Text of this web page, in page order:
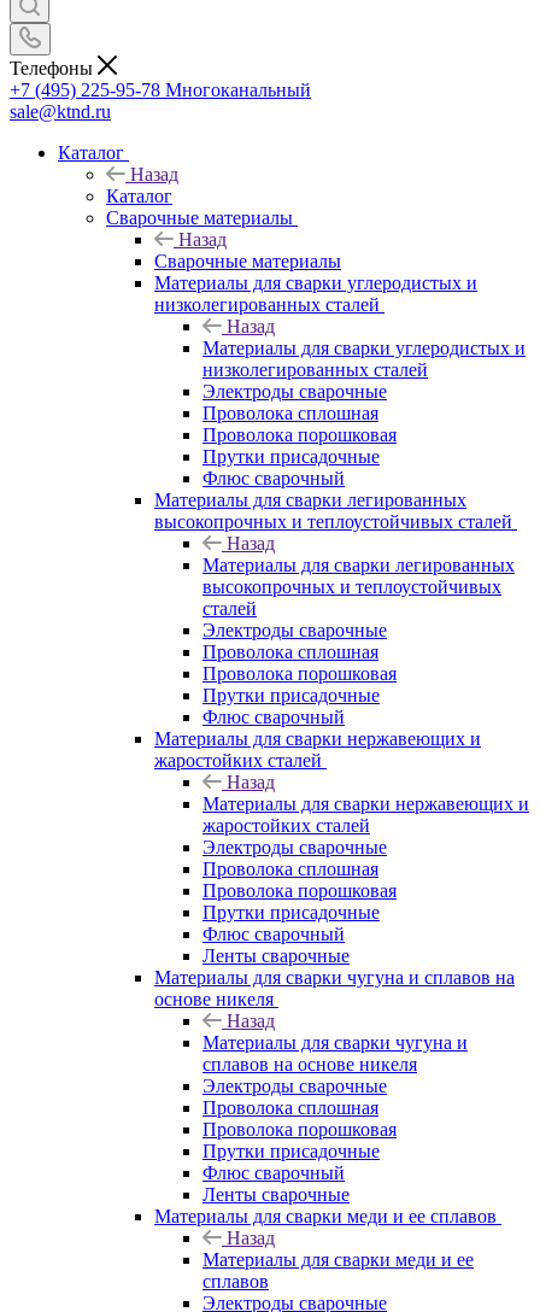
Телефоны
+7 (495) 225-95-78 Многоканальный
sale@ktnd.ru
Каталог
Назад
Каталог
Сварочные материалы
Назад
Сварочные материалы
Материалы для сварки углеродистых и
низколегированных сталей
Назад
Материалы для сварки углеродистых и
низколегированных сталей
Электроды сварочные
Проволока сплошная
Проволока порошковая
Прутки присадочные
Флюс сварочный
Материалы для сварки легированных
высокопрочных и теплоустойчивых сталей
Назад
Материалы для сварки легированных
высокопрочных и теплоустойчивых
сталей
Электроды сварочные
Проволока сплошная
Проволока порошковая
Прутки присадочные
Флюс сварочный
Материалы для сварки нержавеющих и
жаростойких сталей
Назад
Материалы для сварки нержавеющих и
жаростойких сталей
Электроды сварочные
Проволока сплошная
Проволока порошковая
Прутки присадочные
Флюс сварочный
Ленты сварочные
Материалы для сварки чугуна и сплавов на
основе никеля
Назад
Материалы для сварки чугуна и
сплавов на основе никеля
Электроды сварочные
Проволока сплошная
Проволока порошковая
Прутки присадочные
Флюс сварочный
Ленты сварочные
Материалы для сварки меди и ее сплавов
Назад
Материалы для сварки меди и ее
сплавов
Электроды сварочные